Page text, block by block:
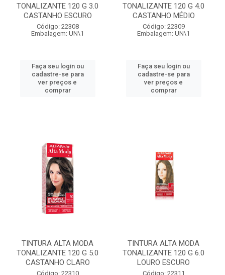
TONALIZANTE 120 G 3.0
CASTANHO ESCURO
Código: 22308
Embalagem: UN\1
Faça seu login ou
cadastre-se para
ver preços e
comprar
TONALIZANTE 120 G 4.0
CASTANHO MÉDIO
Código: 22309
Embalagem: UN\1
Faça seu login ou
cadastre-se para
ver preços e
comprar
TINTURA ALTA MODA
TONALIZANTE 120 G 5.0
CASTANHO CLARO
Código: 22310
TINTURA ALTA MODA
TONALIZANTE 120 G 6.0
LOURO ESCURO
Código: 22311